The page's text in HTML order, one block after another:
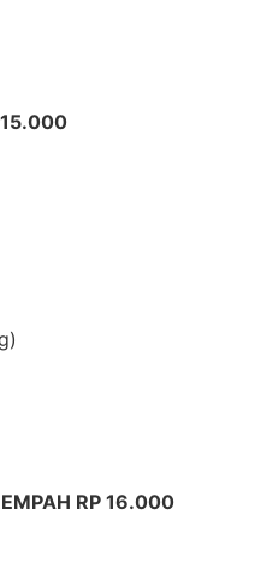
15.000
RP 16.000